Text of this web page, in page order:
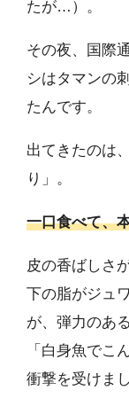
たが…）。
その夜、国際
シはタマンの
たんです。
出てきたのは
り」。
一口食べて、
皮の香ばしさ
下の脂がジュ
が、弾力のあ
「白身魚でこ
衝撃を受けまし